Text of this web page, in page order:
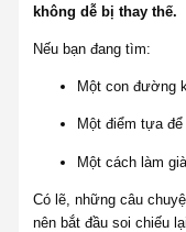
không dễ bị thay thế.
Nếu bạn đang tìm:
Một con đường
Một điểm tựa
Một cách làm
Có lẽ, những câu
nên bắt đầu soi chiếu